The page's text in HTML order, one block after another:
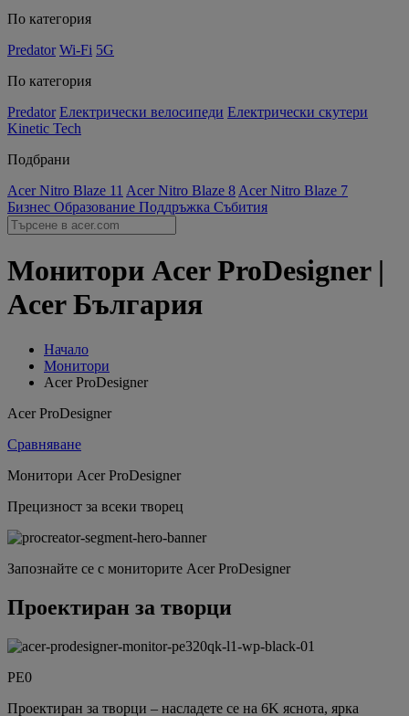
По категория
Predator Wi-Fi 5G
По категория
Predator Електрически велосипеди Електрически скутери
Kinetic Tech
Подбрани
Acer Nitro Blaze 11 Acer Nitro Blaze 8 Acer Nitro Blaze 7
Бизнес Образование Поддръжка Събития
Монитори Acer ProDesigner |
Acer България
Начало
Монитори
Acer ProDesigner
Acer ProDesigner
Сравняване
Монитори Acer ProDesigner
Прецизност за всеки творец
Запознайте се с мониторите Acer ProDesigner
Проектиран за творци
PE0
Проектиран за творци – насладете се на 6K яснота, ярка